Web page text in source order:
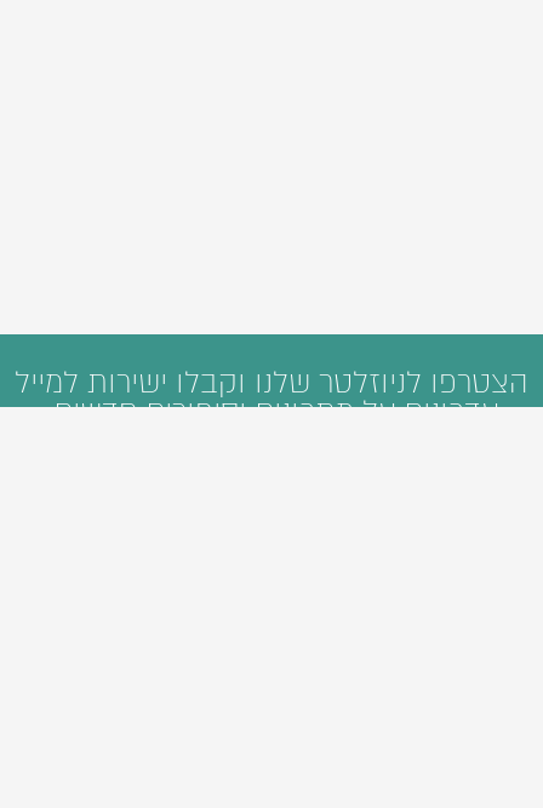
הצטרפו לניוזלטר שלנו וקבלו ישירות למייל
עדכונים על מתכונים וסיפורים חדשים: